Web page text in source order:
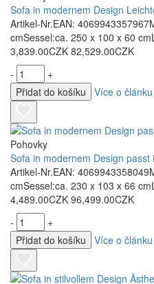
Sofa in modernem Design
Artikel-Nr.EAN:
cmSessel:ca. 250 x 100 x 60
3,839.00CZK 82,529.00CZK
-
+
Přidat do košíku
Více o článku
Pohovky
Sofa in modernem Design
Artikel-Nr.EAN:
cmSessel:ca. 230 x 103 x 66
4,489.00CZK 96,499.00CZK
-
+
Přidat do košíku
Více o článku